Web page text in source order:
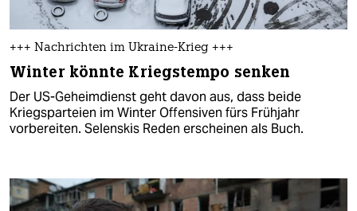
+++ Nachrichten im Ukraine-Krieg +++
Winter könnte Kriegstempo senken
Der US-Geheimdienst geht davon aus, dass beide
Kriegsparteien im Winter Offensiven fürs Frühjahr
vorbereiten. Selenskis Reden erscheinen als Buch.